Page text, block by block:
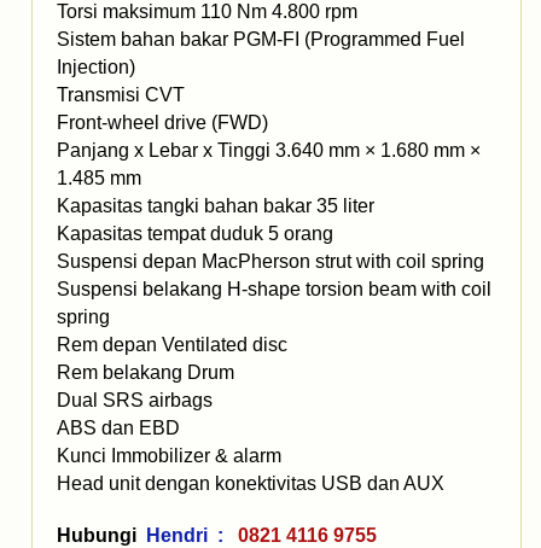
Torsi maksimum 110 Nm 4.800 rpm
Sistem bahan bakar PGM-FI (Programmed Fuel
Injection)
Transmisi CVT
Front-wheel drive (FWD)
Panjang x Lebar x Tinggi 3.640 mm × 1.680 mm ×
1.485 mm
Kapasitas tangki bahan bakar 35 liter
Kapasitas tempat duduk 5 orang
Suspensi depan MacPherson strut with coil spring
Suspensi belakang H-shape torsion beam with coil
spring
Rem depan Ventilated disc
Rem belakang Drum
Dual SRS airbags
ABS dan EBD
Kunci Immobilizer & alarm
Head unit dengan konektivitas USB dan AUX
Hubungi Hendri :
0821 4116 9755